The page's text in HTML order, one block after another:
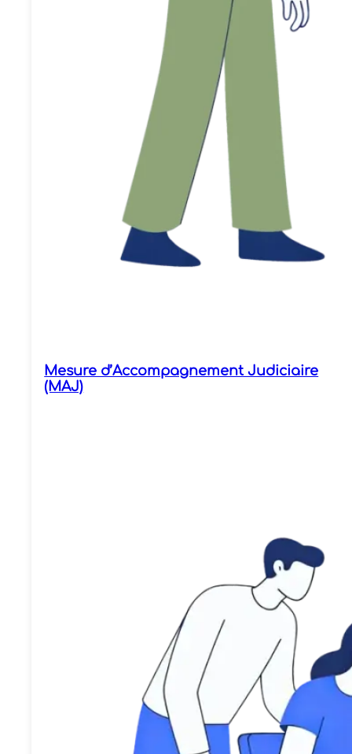
Mesure d’Accompagnement Judiciaire
(MAJ)